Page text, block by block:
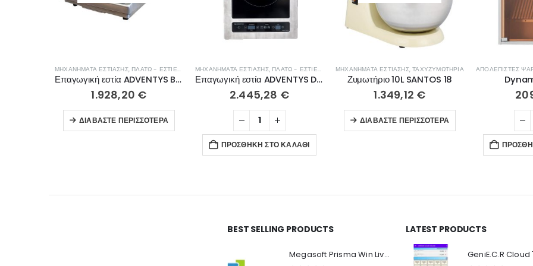
ΜΗΧΑΝΉΜΑΤΑ ΕΣΤΊΑΣΗΣ, ΠΛΑΤΏ - ΕΣΤΊΕΣ ΨΗΣΊΜΑΤΟΣ
Επαγωγική εστία ADVENTYS BRIC3K GADV
1.928,20 €
ΔΙΑΒΆΣΤΕ ΠΕΡΙΣΣΌΤΕΡΑ
ΜΗΧΑΝΉΜΑΤΑ ΕΣΤΊΑΣΗΣ, ΠΛΑΤΏ - ΕΣΤΊΕΣ ΨΗΣΊΜΑΤΟΣ
Επαγωγική εστία ADVENTYS DRIC3600 GADV
2.445,28 €
ΠΡΟΣΘΉΚΗ ΣΤΟ ΚΑΛΆΘΙ
ΜΗΧΑΝΉΜΑΤΑ ΕΣΤΊΑΣΗΣ,ΤΑΧΥΖΥΜΩΤΉΡΙΑ
Ζυμωτήριο 10L SANTOS 18
1.349,12 €
ΔΙΑΒΆΣΤΕ ΠΕΡΙΣΣΌΤΕΡΑ
BEST SELLING PRODUCTS
Megasoft Prisma Win Live Viewer
LATEST PRODUCTS
Ο Λογαριασμός μου